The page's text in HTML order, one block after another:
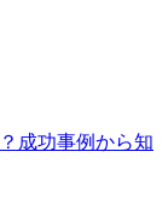
成功事例から知